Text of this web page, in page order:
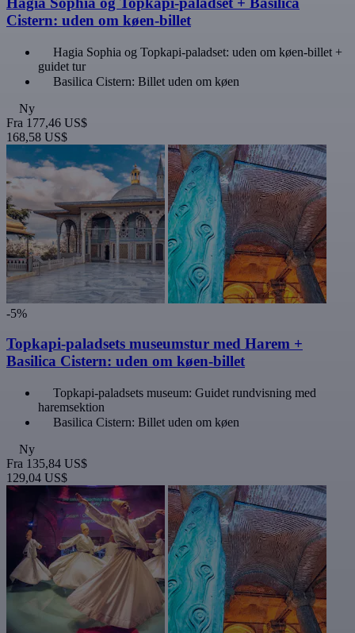
Cistern: uden om køen-billet
Hagia Sophia og Topkapi-paladset: uden om køen-billet +
guidet tur
Basilica Cistern: Billet uden om køen
Ny
Fra 177,46 US$
168,58 US$
-5%
Topkapi-paladsets museumstur med Harem +
Basilica Cistern: uden om køen-billet
Topkapi-paladsets museum: Guidet rundvisning med
haremsektion
Basilica Cistern: Billet uden om køen
Ny
Fra 135,84 US$
129,04 US$